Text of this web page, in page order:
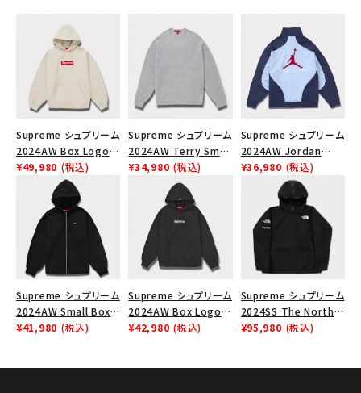
Supreme シュプリーム
2024AW Box Logo
Hooded Sweatshirt
ボックスロゴフードパー
カー ストーン
¥49,980 (税込)
Supreme シュプリーム
2024AW Terry Small
Box Sweater テリー
スモールボックスセータ
ー ヘザーグレー 灰
¥34,980 (税込)
Supreme シュプリーム
2024AW Jordan
Tricot Track Jacket
ジョーダントリコットト
ラックジャケット ライト
ブルー 青
¥36,980 (税込)
Supreme シュプリーム
2024AW Small Box
Zip Up Hooded
¥41,980 (税込)
Supreme シュプリーム
2024AW Box Logo
Hooded Sweatshirt
¥42,980 (税込)
Supreme シュプリーム
2024SS The North
Face Split Taped
¥95,980 (税込)